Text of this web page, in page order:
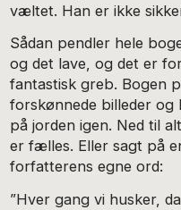
væltet. Han er ikke
Sådan pendler hele
og det lave, og det er
fantastisk greb. Bogen
forskønnede billeder og
på jorden igen. Ned til
er fælles. Eller sagt på
forfatterens egne ord:
”Hver gang vi husker,